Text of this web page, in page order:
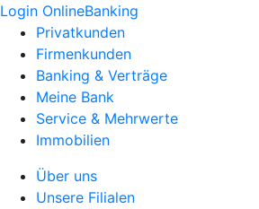
Login OnlineBanking
Privatkunden
Firmenkunden
Banking & Verträge
Meine Bank
Service & Mehrwerte
Immobilien
Über uns
Unsere Filialen